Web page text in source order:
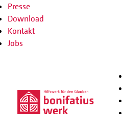
Presse
Download
Kontakt
Jobs